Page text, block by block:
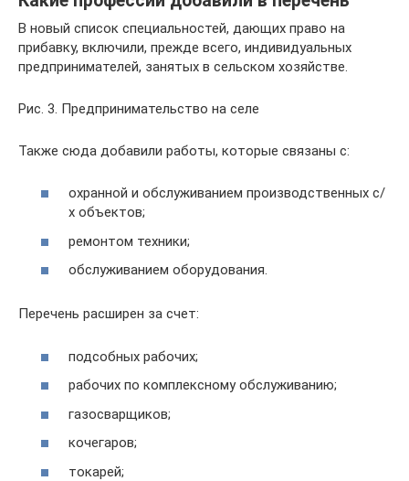
В новый список специальностей, дающих право на
прибавку, включили, прежде всего, индивидуальных
предпринимателей, занятых в сельском хозяйстве.
Рис. 3. Предпринимательство на селе
Также сюда добавили работы, которые связаны с:
охранной и обслуживанием производственных с/
х объектов;
ремонтом техники;
обслуживанием оборудования.
Перечень расширен за счет:
подсобных рабочих;
рабочих по комплексному обслуживанию;
газосварщиков;
кочегаров;
токарей;